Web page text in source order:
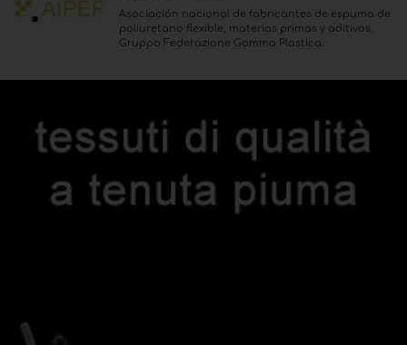
Asociación nacional de fabricantes de espuma de
poliuretano flexible, materias primas y aditivos.
Gruppo Federazione Gomma Plastica.